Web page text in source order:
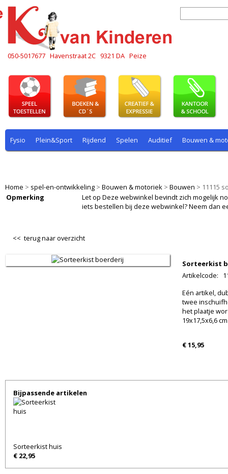
050-5017677 Havenstraat 2C 9321 DA Peize
Fysio Plein&Sport Rijdend Spelen Auditief Bouwen &
Home > spel-en-ontwikkeling > Bouwen & motoriek > Bouwen > 11115
Opmerking
Let op Deze webwinkel bevindt zich mogelijk
iets bestellen bij deze webwinkel? Neem dan
<< terug naar overzicht
Sorteerkist
Artikelcode:
Eén artikel,
twee
het plaatje
19x17,5x6,6
€ 15,95
Bijpassende artikelen
Sorteerkist huis
€ 22,95